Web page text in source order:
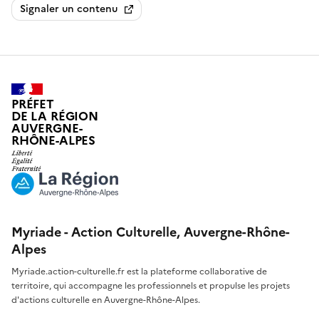
Signaler un contenu
PRÉFET
DE LA RÉGION
AUVERGNE-
RHÔNE-ALPES
Myriade - Action Culturelle, Auvergne-Rhône-
Alpes
Myriade.action-culturelle.fr est la plateforme collaborative de
territoire, qui accompagne les professionnels et propulse les projets
d'actions culturelle en Auvergne-Rhône-Alpes.